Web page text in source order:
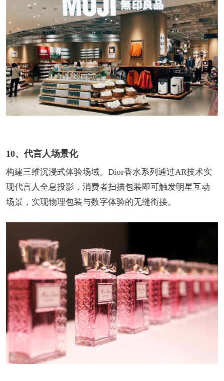
10、代言人场景化
构建三维沉浸式体验场域。Dior香水系列通过AR技术实
现代言人全息投影，消费者扫描包装即可触发明星互动
场景，实现物理包装与数字体验的无缝衔接。